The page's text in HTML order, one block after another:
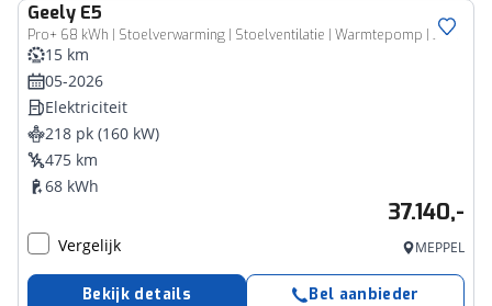
Geely E5
Pro+ 68 kWh | Stoelverwarming | Stoelventilatie | Warmtepomp | 360 camera | Park Assist |
15 km
05-2026
Elektriciteit
218 pk (160 kW)
475 km
68 kWh
37.140,-
Vergelijk MEPPEL
Bekijk details Bel aanbieder